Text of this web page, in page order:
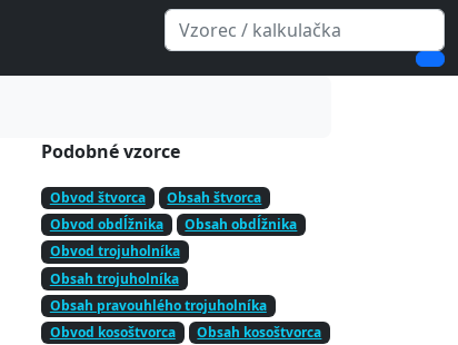
Podobné vzorce
Obvod štvorca
Obsah štvorca
Obvod obdĺžnika
Obsah obdĺžnika
Obvod trojuholníka
Obsah trojuholníka
Obsah pravouhlého trojuholníka
Obvod kosoštvorca
Obsah kosoštvorca